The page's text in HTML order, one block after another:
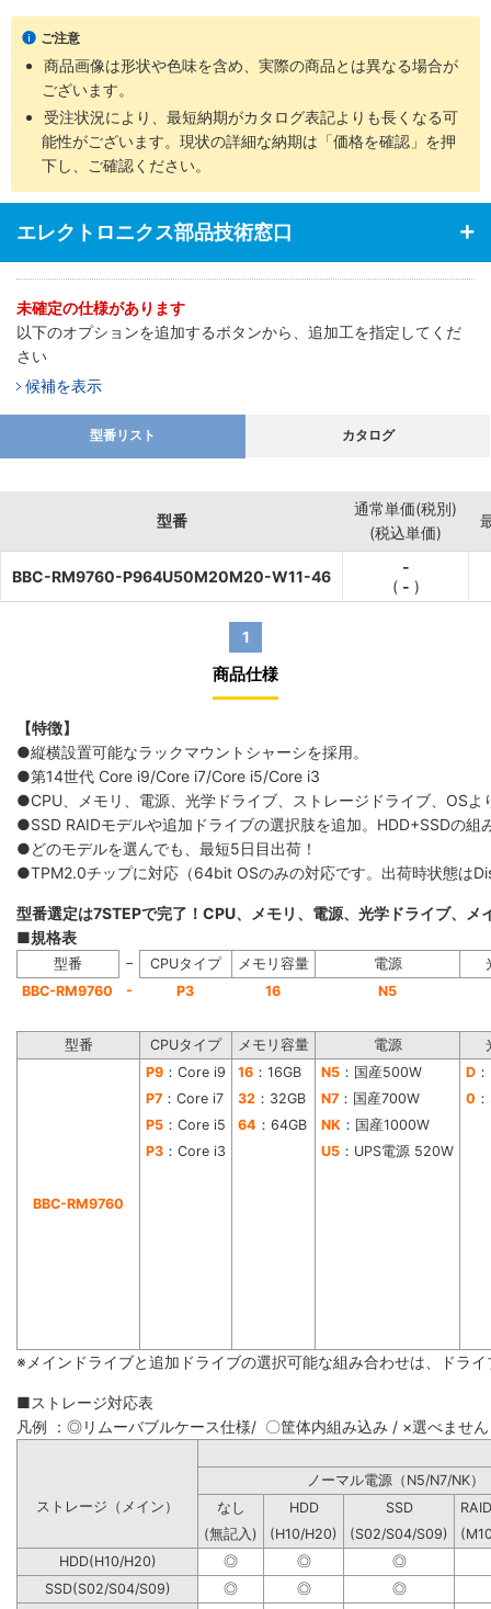
ご注意
商品画像は形状や色味を含め、実際の商品とは異なる場合が
ございます。
受注状況により、最短納期がカタログ表記よりも長くなる可
能性がございます。現状の詳細な納期は「価格を確認」を押
下し、ご確認ください。
エレクトロニクス部品技術窓口
未確定の仕様があります
以下のオプションを追加するボタンから、追加工を指定してくだ
さい
候補を表示
型番リスト カタログ
型番
通常単価(税別)
(税込単価)
BBC-RM9760-P964U50M20M20-W11-46
-
( - )
1
商品仕様
【特徴】
●縦横設置可能なラックマウントシャーシを採用。
●第14世代 Core i9/Core i7/Core i5/Core i3
●CPU、メモリ、電源、光学ドライブ、ストレージドライブ、OS
●SSD RAIDモデルや追加ドライブの選択肢を追加。HDD+SSDの
●どのモデルを選んでも、最短5日目出荷！
●TPM2.0チップに対応（64bit OSのみの対応です。出荷時状態は
型番選定は7STEPで完了！CPU、メモリ、電源、光学ドライブ、
■規格表
型番 − CPUタイプ メモリ容量 電源
BBC-RM9760
- P3 16 N5
型番 CPUタイプ メモリ容量 電源
BBC-RM9760
P9 ：Core i9 16 ：16GB N5 ：国産500W D
P7 ：Core i7 32 ：32GB N7 ：国産700W 0
P5 ：Core i5 64 ：64GB NK ：国産1000W
P3 ：Core i3 U5 ：UPS電源 520W
※メインドライブと追加ドライブの選択可能な組み合わせは、ドラ
■ストレージ対応表
凡例 ：◎リムーバブルケース仕様/ 〇筐体内組み込み / ×選べません
ノーマル電源（N5/
ストレージ（メイン）
なし HDD SSD
(無記入)
(H10/H20) (S02/S04/S09)
HDD(H10/H20)
◎ ◎
◎
SSD(S02/S04/S09)
◎ ◎
◎